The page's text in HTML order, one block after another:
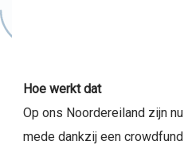
Hoe werkt dat
Op ons Noordereiland zijn
mede dankzij een